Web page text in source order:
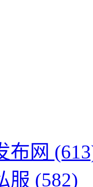
布网
服 (582)